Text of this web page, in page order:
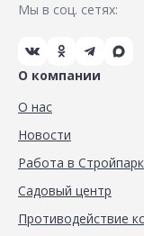
Мы в соц. сетях:
О компании
О нас
Новости
Работа в
Садовый центр
Противодействие